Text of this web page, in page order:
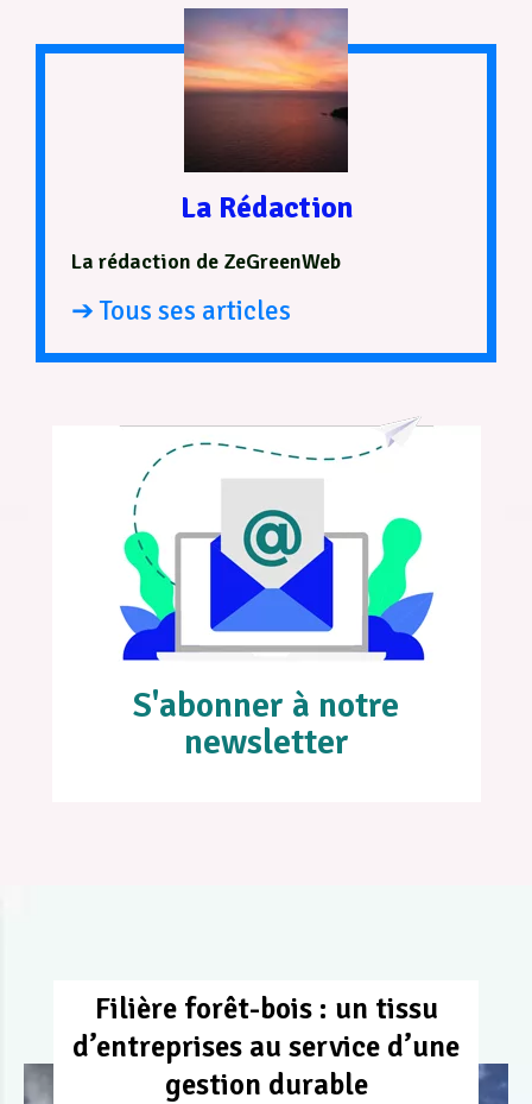
La Rédaction
La rédaction de ZeGreenWeb
➔ Tous ses articles
S'abonner à notre
newsletter
Filière forêt-bois : un tissu
d’entreprises au service d’une
gestion durable